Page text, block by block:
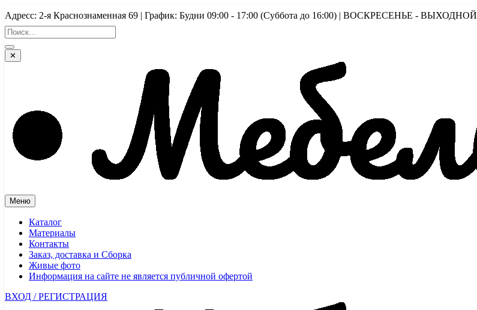
к
содержимому
Адресс: 2-я Краснознаменная 69 | График: Будни 09:00 - 17:00 (Суббота до 16:00) | ВОСКРЕСЕНЬЕ - ВЫХОДНОЙ
✕
Меню
Каталог
Материалы
Контакты
Заказ, доставка и Сборка
Живые фото
Информация на сайте не является публичной офертой
ВХОД / РЕГИСТРАЦИЯ